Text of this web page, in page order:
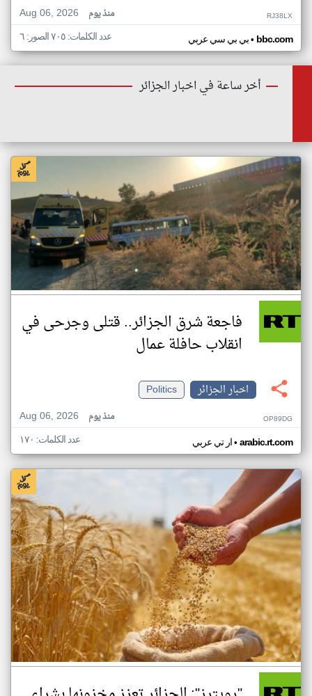
Aug 06, 2026 منذ يوم RJ38LX
بي بي سي عربي• bbc.com عدد الكلمات: ٧٠٥ الصور: ٦
أخر ساعة في اخبار الجزائر
فاجعة شرق الجزائر.. قتلى وجرحى في
انقلاب حافلة عمال
اخبار الجزائر
Politics
Aug 06, 2026
منذ يوم OP89DG
ار تي عربي• arabic.rt.com عدد الكلمات: ١٧٠